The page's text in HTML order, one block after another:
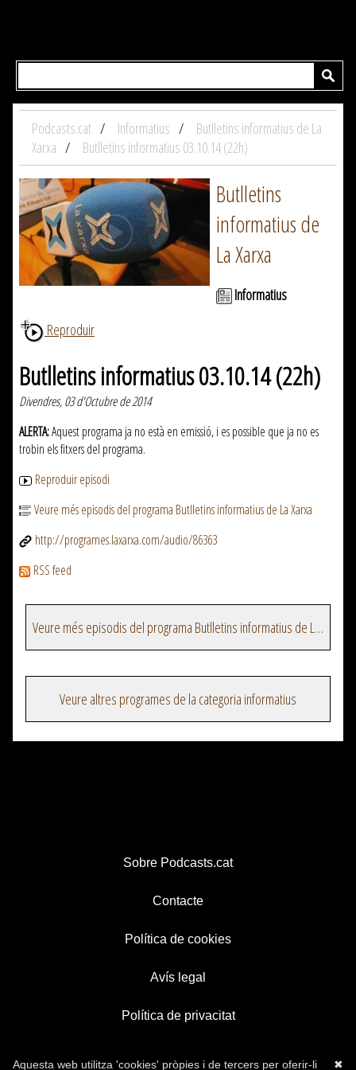
Podcasts.cat Informatius
Butlletins informatius de La
Xarxa
Butlletins informatius 03.10.14 (22h)
Butlletins
informatius de
La Xarxa
Informatius
Reproduir
Butlletins informatius 03.10.14 (22h)
Divendres, 03 d'Octubre de 2014
ALERTA:Aquest programa ja no està en emissió, i es possible que ja no es
trobin els fitxers del programa.
Reproduir episodi
Veure més episodis del programa Butlletins informatius de La Xarxa
http://programes.laxarxa.com/audio/86363
RSS feed
Veure més episodis del programa Butlletins informatius de La Xarxa
Veure altres programes de la categoria informatius
Sobre Podcasts.cat
Contacte
Política de cookies
Avís legal
Política de privacitat
✖
Aquesta web utilitza 'cookies' pròpies i de tercers per oferir-li